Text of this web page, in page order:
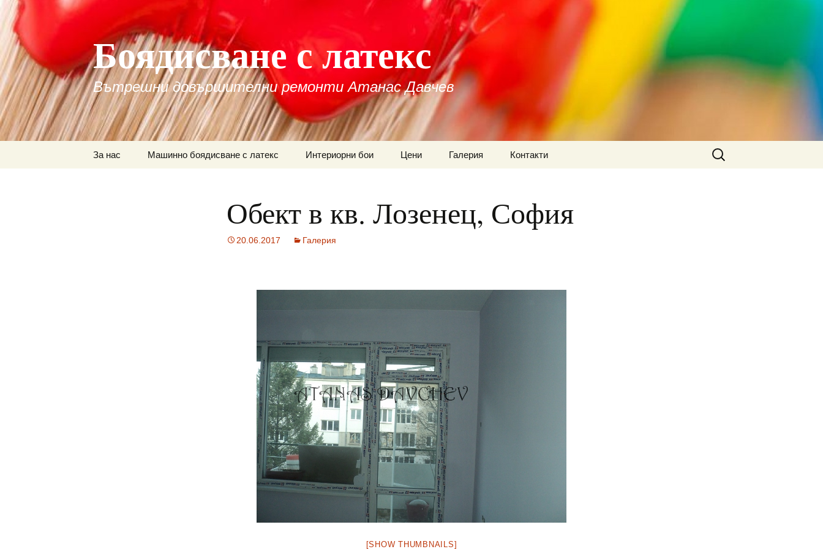
Боядисване с латекс
Вътрешни довършителни ремонти Атанас Давчев
За нас Машинно боядисване с латекс Интериорни бои Цени Галерия Контакти
Търсене
за:
Обект в кв. Лозенец, София
20.06.2017 Галерия
[SHOW THUMBNAILS]